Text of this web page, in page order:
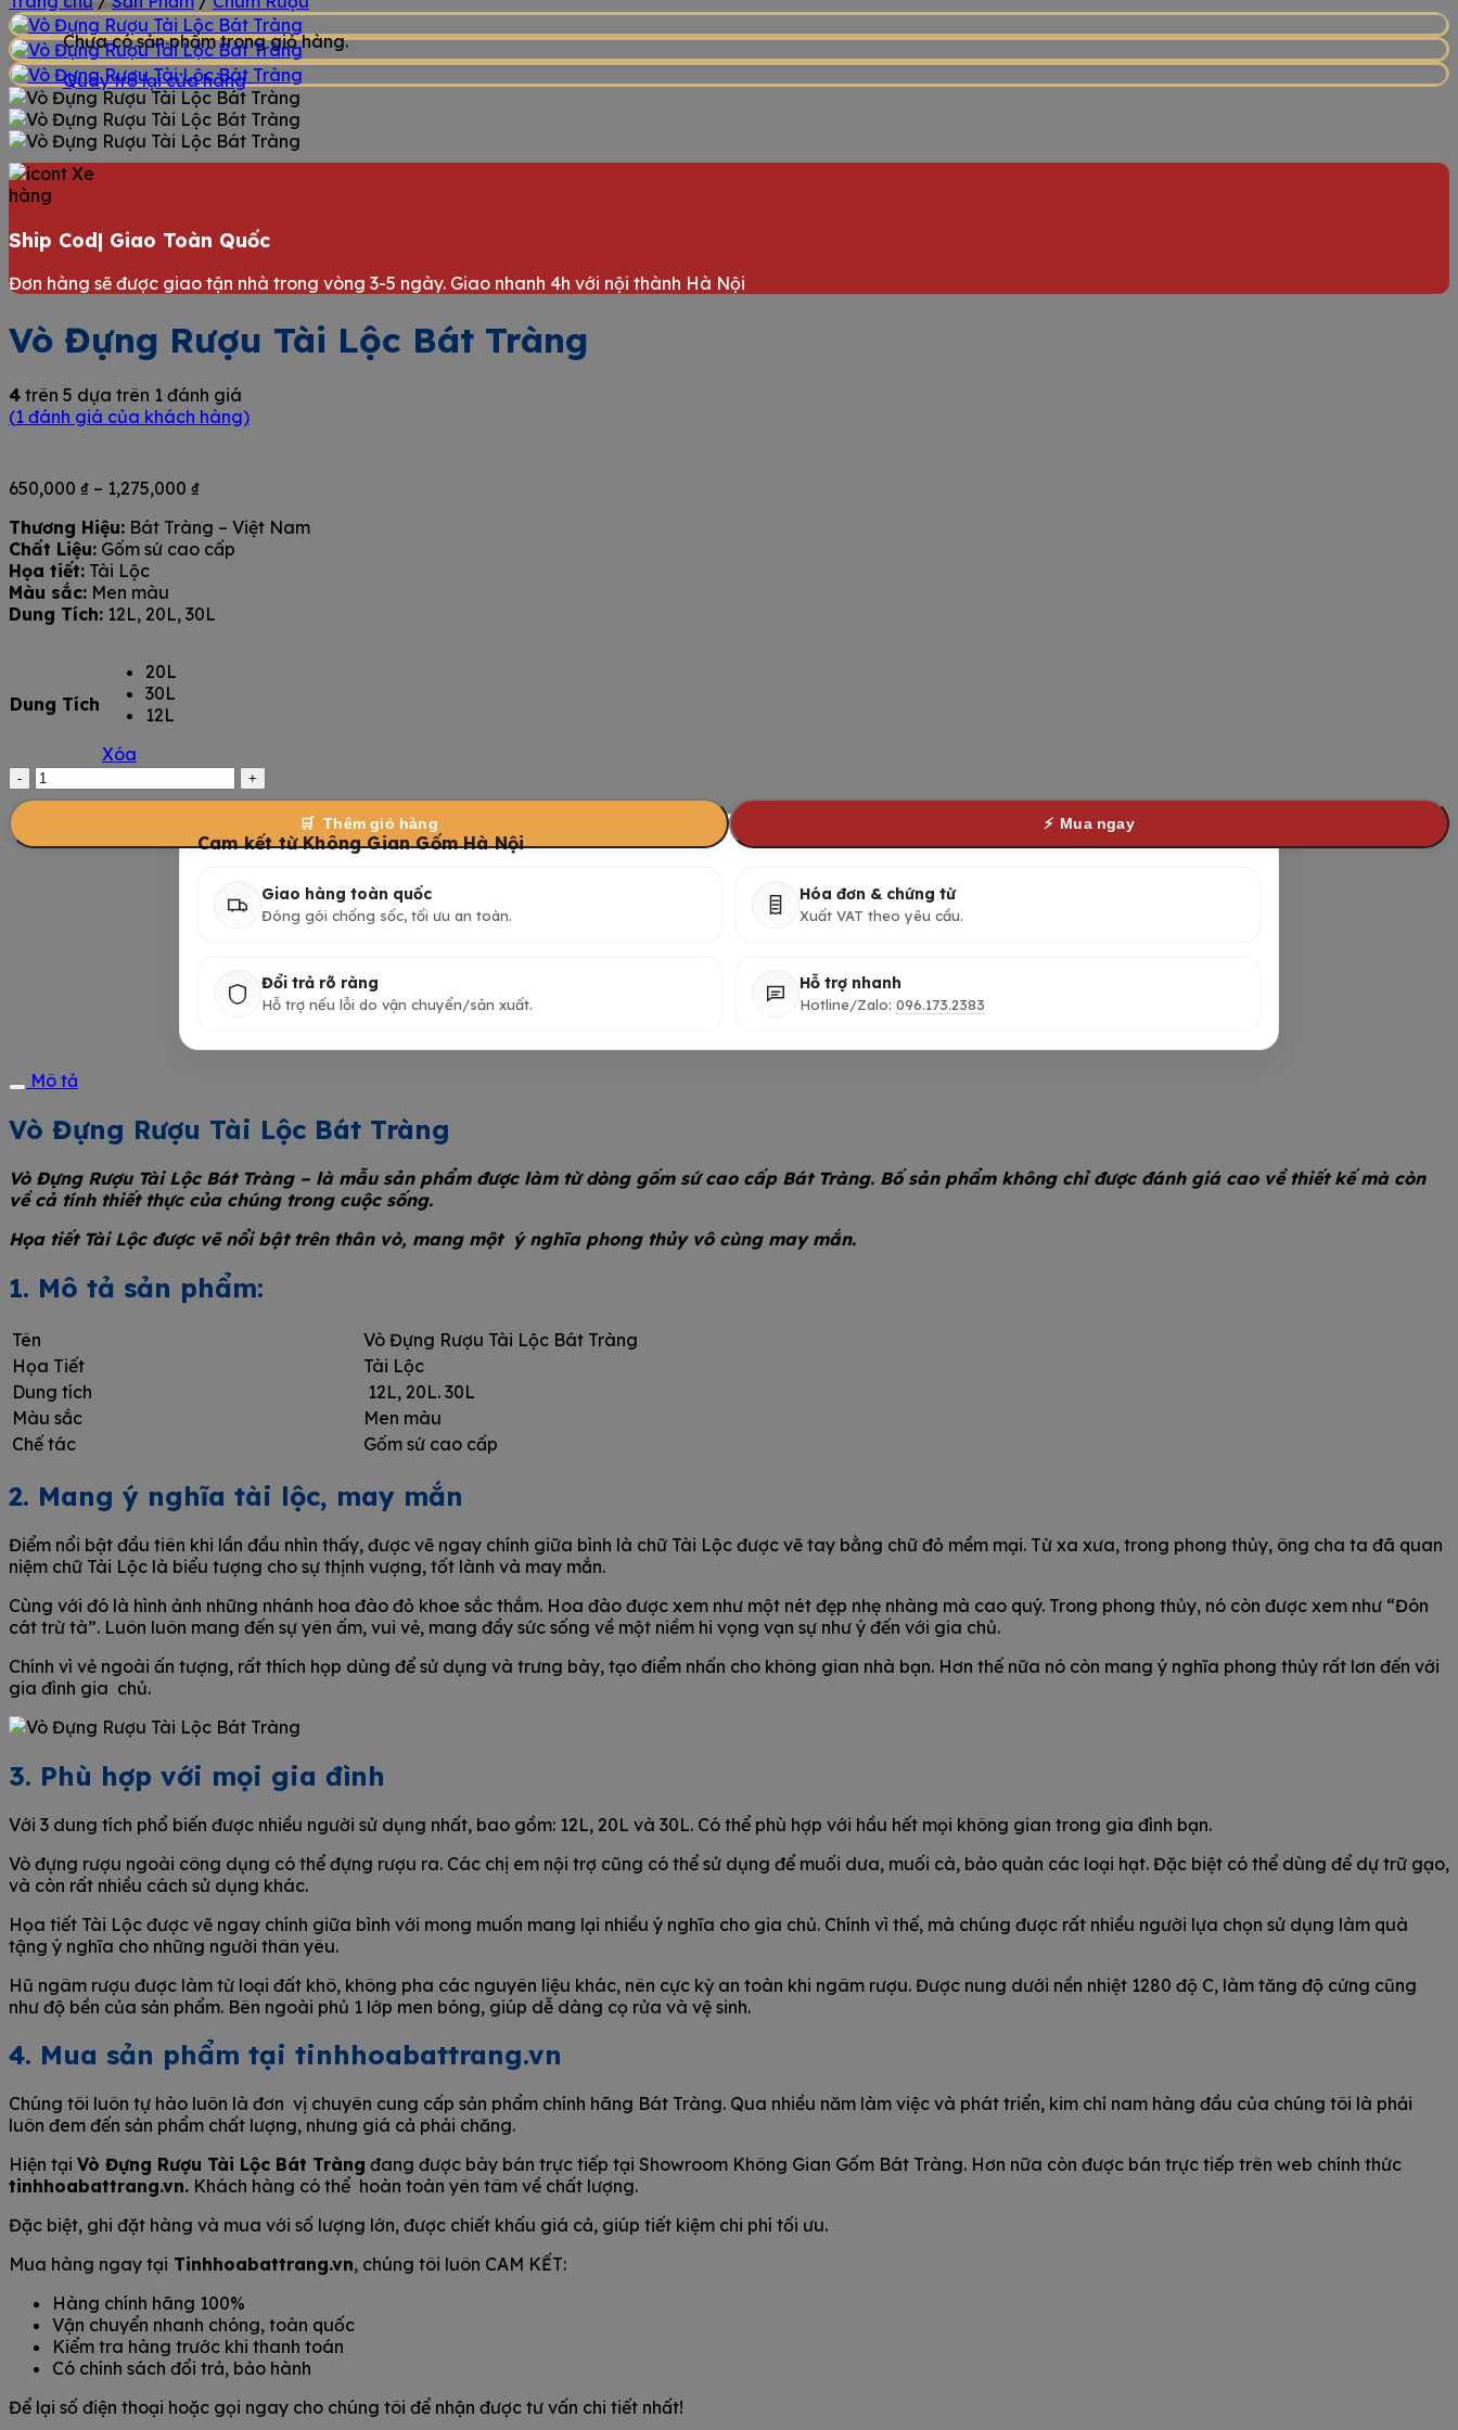
Chưa có sản phẩm trong giỏ hàng.
Quay trở lại cửa hàng
Ship Cod| Giao Toàn Quốc
Đơn hàng sẽ được giao tận nhà trong vòng 3-5 ngày. Giao nhanh 4h với nội thành Hà Nội
Vò Đựng Rượu Tài Lộc Bát Tràng
4 trên 5 dựa trên 1 đánh giá
(1 đánh giá của khách hàng)
650,000 ₫ – 1,275,000 ₫Khoảng
từ
650,000 ₫
Thương Hiệu: Bát Tràng – Việt Nam
Chất Liệu: Gốm sứ cao cấp
Họa tiết: Tài Lộc
Màu sắc: Men màu
Dung Tích: 12L, 20L, 30L
Dung Tích
20L
30L
12L
Xóa
Vò
Đựng
Tài
Thêm giỏ hàng Mua ngay
Cam kết từ Không Gian Gốm Hà Nội
Giao hàng toàn quốc
Đóng gói chống sốc, tối ưu an toàn.
Hóa đơn & chứng từ
Xuất VAT theo yêu cầu.
Đổi trả rõ ràng
Hỗ trợ nếu lỗi do vận chuyển/sản xuất.
Hỗ trợ nhanh
Hotline/Zalo: 096.173.2383
Mô tả
Vò Đựng Rượu Tài Lộc Bát Tràng
Vò Đựng Rượu Tài Lộc Bát Tràng – là mẫu sản phẩm được làm từ dòng gốm sứ cao cấp Bát Tràng. Bố sản phẩm không chỉ được đánh giá cao về thiết kế mà còn
về cả tính thiết thực của chúng trong cuộc sống.
Họa tiết Tài Lộc được vẽ nổi bật trên thân vò, mang một ý nghĩa phong thủy vô cùng may mắn.
1. Mô tả sản phẩm:
Tên
Vò Đựng Rượu Tài Lộc Bát Tràng
Họa Tiết
Tài Lộc
Dung tích
12L, 20L. 30L
Màu sắc
Men màu
Chế tác
Gốm sứ cao cấp
2. Mang ý nghĩa tài lộc, may mắn
Điểm nổi bật đầu tiên khi lần đầu nhìn thấy, được vẽ ngay chính giữa bình là chữ Tài Lộc được vẽ tay bằng chữ đỏ mềm mại. Từ xa xưa, trong phong thủy, ông cha ta đã quan
niệm chữ Tài Lộc là biểu tượng cho sự thịnh vượng, tốt lành và may mắn.
Cùng với đó là hình ảnh những nhánh hoa đào đỏ khoe sắc thắm. Hoa đào được xem như một nét đẹp nhẹ nhàng mà cao quý. Trong phong thủy, nó còn được xem như “Đón
cát trừ tà”. Luôn luôn mang đến sự yên ấm, vui vẻ, mang đầy sức sống về một niềm hi vọng vạn sự như ý đến với gia chủ.
Chính vì vẻ ngoài ấn tượng, rất thích họp dùng để sử dụng và trưng bày, tạo điểm nhấn cho không gian nhà bạn. Hơn thế nữa nó còn mang ý nghĩa phong thủy rất lơn đến với
gia đình gia chủ.
3. Phù hợp với mọi gia đình
Với 3 dung tích phổ biến được nhiều người sử dụng nhất, bao gồm: 12L, 20L và 30L. Có thể phù hợp với hầu hết mọi không gian trong gia đình bạn.
Vò đựng rượu ngoài công dụng có thể đựng rượu ra. Các chị em nội trợ cũng có thể sử dụng để muối dưa, muối cà, bảo quản các loại hạt. Đặc biệt có thể dùng để dự trữ gạo,
và còn rất nhiều cách sử dụng khác.
Họa tiết Tài Lộc được vẽ ngay chính giữa bình với mong muốn mang lại nhiều ý nghĩa cho gia chủ. Chính vì thế, mà chúng được rất nhiều người lựa chọn sử dụng làm quà
tậng ý nghĩa cho những người thân yêu.
Hũ ngâm rượu được làm từ loại đất khô, không pha các nguyên liệu khác, nên cực kỳ an toàn khi ngâm rượu. Được nung dưới nền nhiệt 1280 độ C, làm tăng độ cứng cũng
như độ bền của sản phẩm. Bên ngoài phủ 1 lớp men bóng, giúp dễ dàng cọ rửa và vệ sinh.
4. Mua sản phẩm tại tinhhoabattrang.vn
Chúng tôi luôn tự hào luôn là đơn vị chuyên cung cấp sản phẩm chính hãng Bát Tràng. Qua nhiều năm làm việc và phát triển, kim chỉ nam hàng đầu của chúng tôi là phải
luôn đem đến sản phẩm chất lượng, nhưng giá cả phải chăng.
Hiện tại Vò Đựng Rượu Tài Lộc Bát Tràng đang được bày bán trực tiếp tại Showroom Không Gian Gốm Bát Tràng. Hơn nữa còn được bán trực tiếp trên web chính thức
tinhhoabattrang.vn. Khách hàng có thể hoàn toàn yên tâm về chất lượng.
Đặc biệt, ghi đặt hàng và mua với số lượng lớn, được chiết khấu giá cả, giúp tiết kiệm chi phí tối ưu.
Mua hàng ngay tại Tinhhoabattrang.vn, chúng tôi luôn CAM KẾT:
Hàng chính hãng 100%
Vận chuyển nhanh chóng, toàn quốc
Kiểm tra hàng trước khi thanh toán
Có chính sách đổi trả, bảo hành
Để lại số điện thoại hoặc gọi ngay cho chúng tôi để nhận được tư vấn chi tiết nhất!